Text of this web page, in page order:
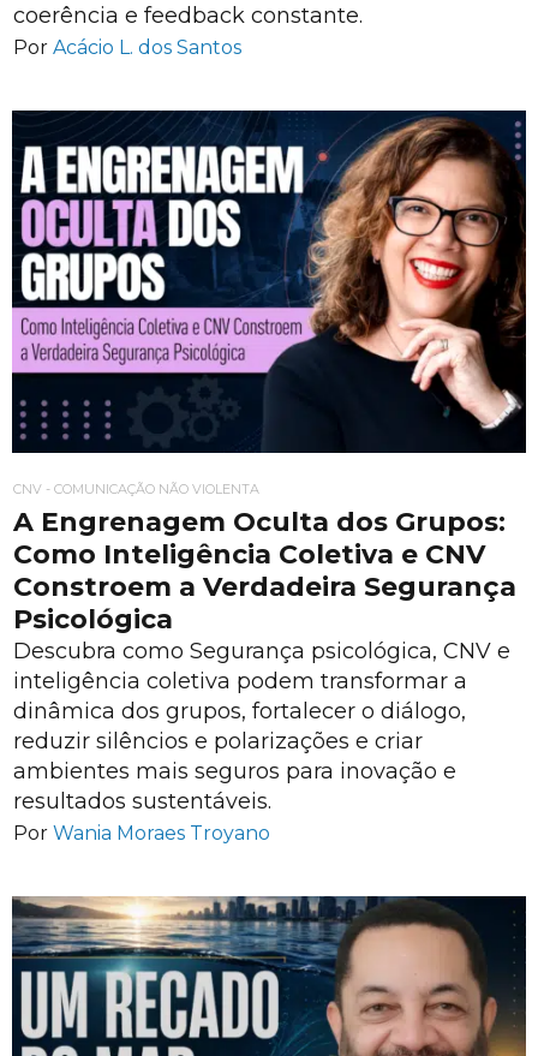
coerência e feedback constante.
Por Acácio L. dos Santos
CNV - COMUNICAÇÃO NÃO VIOLENTA
A Engrenagem Oculta dos Grupos:
Como Inteligência Coletiva e CNV
Constroem a Verdadeira Segurança
Psicológica
Descubra como Segurança psicológica, CNV e
inteligência coletiva podem transformar a
dinâmica dos grupos, fortalecer o diálogo,
reduzir silêncios e polarizações e criar
ambientes mais seguros para inovação e
resultados sustentáveis.
Por Wania Moraes Troyano